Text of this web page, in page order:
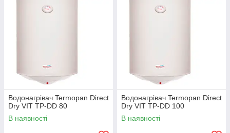
Водонагрівач Termopan Direct
Dry VIT TP-DD 80
В наявності
Водонагрівач Termopan Direct
Dry VIT TP-DD 100
В наявності